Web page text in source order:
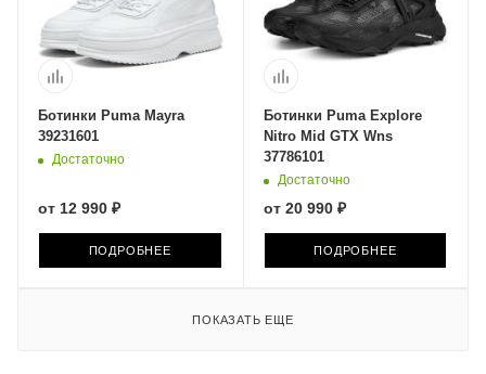
Ботинки Puma Mayra
39231601
Достаточно
от 12 990 ₽
ПОДРОБНЕЕ
Ботинки Puma Explore
Nitro Mid GTX Wns
37786101
Достаточно
от 20 990 ₽
ПОДРОБНЕЕ
ПОКАЗАТЬ ЕЩЕ